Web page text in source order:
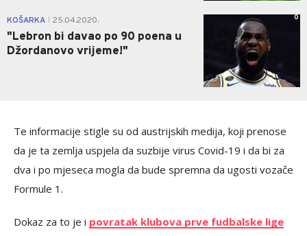
KOŠARKA 25.04.2020.
"Lebron bi davao po 90 poena u
Džordanovo vrijeme!"
0
Te informacije stigle su od austrijskih medija, koji prenose
da je ta zemlja uspjela da suzbije virus Covid-19 i da bi za
dva i po mjeseca mogla da bude spremna da ugosti vozače
Formule 1.
Dokaz za to je i povratak klubova prve fudbalske lige